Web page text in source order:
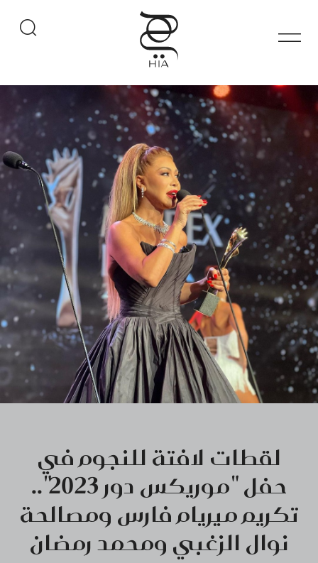
لقطات لافتة للنجوم في
حفل "موريكس دور 2023"..
تكريم ميريام فارس ومصالحة
نوال الزغبي ومحمد رمضان